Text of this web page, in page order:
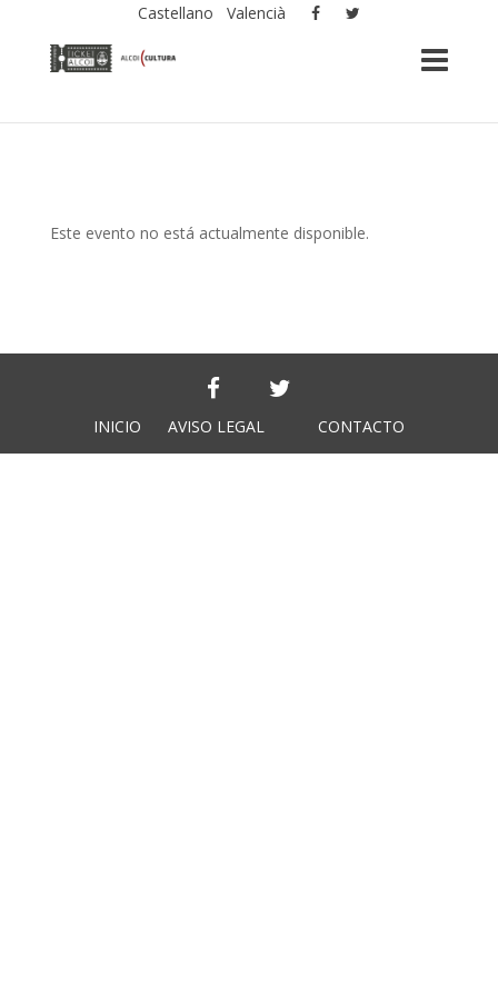
Castellano Valencià
Este evento no está actualmente disponible.
INICIO AVISO LEGAL CONTACTO